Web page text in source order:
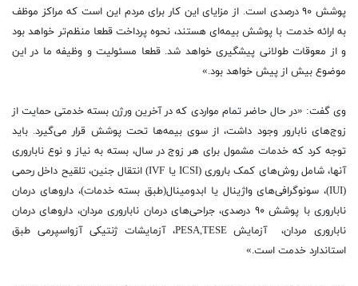
پوشش ۹۰ درصدی است. از مزایای این کار برای مردم این است که مراکز موظف
به ارائه خدمت با پوشش بیمه‌ای هستند، نحوه پرداخت قطعا منظم‌تر خواهد بود
و از معوقات طولانی پیشگیری خواهد شد. قطعا مسئولیت و وظیفه ما در این
موضوع بیش از پیش خواهد بود.»
وی گفت: «در حال حاضر تمام مواردی که در آخرین ورژن بسته خدمتی حمایت از
زوج‌های نابارور وجود داشت، از سوی بیمه‌ها تحت پوشش قرار می‌گیرد. باید
توجه کرد که خدمات مشمول برای هر زوج در سال، بسته به نیاز و نوع ناباروری
آنها، شامل روش‌های کمک باروری (ICSI یا IVF) انتقال جنین، تلقیح داخل رحمی
(IUI)، سونوگرافی‌های واژینال یا ابدومینال(طبق بسته خدمات)، داروهای درمان
ناباروری با پوشش ۹۰ درصدی، جراحی‌های درمان ناباروری مردان، داروهای درمان
ناباروری مردان، آزمایش PESA,TESE، آزمایشات ژنتیکی آزواسپرمی طبق
استاندارد خدمت است.»